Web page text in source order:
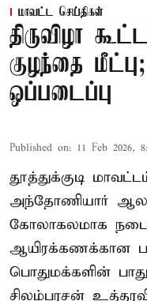
மாவட்ட செய்திகள்
திருவிழா
குழந்தை
ஒப்படைப்பு
Published on: 11 Feb 2026,
தூத்துக்குடி
அந்தோணியார் ஆலய
கோலாகலமாக
ஆயிரக்கணக்கான
பொதுமக்களின்
சிலம்பரசன்